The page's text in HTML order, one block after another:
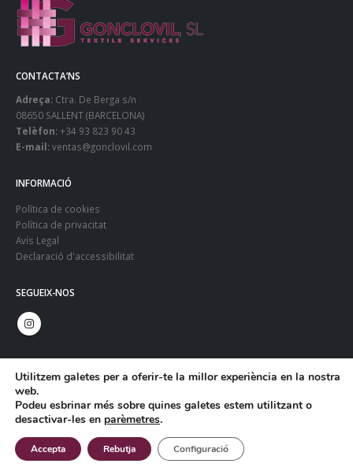
CONTACTA’NS
Adreça: Ctra. De Berga s/n
08650 SALLENT (BARCELONA)
Telèfon:+34 93 823 90 43
E-mail:ventas@gonclovil.com
INFORMACIÓ
Política de cookies
Política de privacitat
Avís Legal
Declaració d'accessibilitat
SEGUEIX-NOS
© Copyright 2024. Gonclovil - Web:Infoactiva't
Utilitzem galetes per a oferir-te la millor experiència en la nostra
web.
Podeu esbrinar més sobre quines galetes estem utilitzant o
desactivar-les en parèmetres.
Accepta Rebutja Configuració